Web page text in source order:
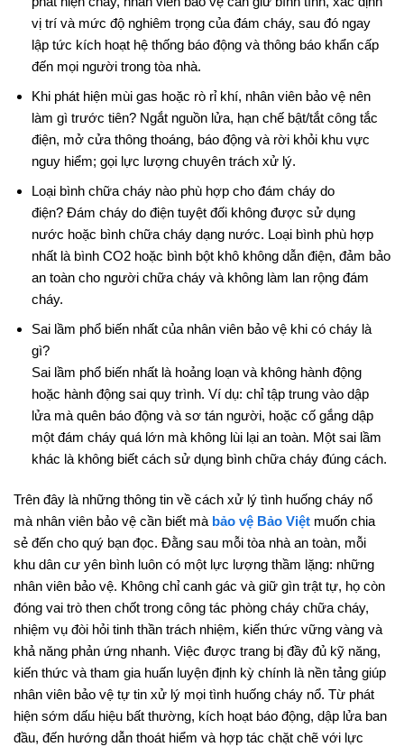
vị trí và mức độ nghiêm trọng của đám cháy, sau đó ngay
lập tức kích hoạt hệ thống báo động và thông báo khẩn cấp
đến mọi người trong tòa nhà.
Khi phát hiện mùi gas hoặc rò rỉ khí, nhân viên bảo vệ nên
làm gì trước tiên? Ngắt nguồn lửa, hạn chế bật/tắt công tắc
điện, mở cửa thông thoáng, báo động và rời khỏi khu vực
nguy hiểm; gọi lực lượng chuyên trách xử lý.
Loại bình chữa cháy nào phù hợp cho đám cháy do
điện? Đám cháy do điện tuyệt đối không được sử dụng
nước hoặc bình chữa cháy dạng nước. Loại bình phù hợp
nhất là bình CO2 hoặc bình bột khô không dẫn điện, đảm bảo
an toàn cho người chữa cháy và không làm lan rộng đám
cháy.
Sai lầm phổ biến nhất của nhân viên bảo vệ khi có cháy là
gì?
Sai lầm phổ biến nhất là hoảng loạn và không hành động
hoặc hành động sai quy trình. Ví dụ: chỉ tập trung vào dập
lửa mà quên báo động và sơ tán người, hoặc cố gắng dập
một đám cháy quá lớn mà không lùi lại an toàn. Một sai lầm
khác là không biết cách sử dụng bình chữa cháy đúng cách.
Trên đây là những thông tin về cách xử lý tình huống cháy nổ
mà nhân viên bảo vệ cần biết mà bảo vệ Bảo Việt muốn chia
sẻ đến cho quý bạn đọc. Đằng sau mỗi tòa nhà an toàn, mỗi
khu dân cư yên bình luôn có một lực lượng thầm lặng: những
nhân viên bảo vệ. Không chỉ canh gác và giữ gìn trật tự, họ còn
đóng vai trò then chốt trong công tác phòng cháy chữa cháy,
nhiệm vụ đòi hỏi tinh thần trách nhiệm, kiến thức vững vàng và
khả năng phản ứng nhanh. Việc được trang bị đầy đủ kỹ năng,
kiến thức và tham gia huấn luyện định kỳ chính là nền tảng giúp
nhân viên bảo vệ tự tin xử lý mọi tình huống cháy nổ. Từ phát
hiện sớm dấu hiệu bất thường, kích hoạt báo động, dập lửa ban
đầu, đến hướng dẫn thoát hiểm và hợp tác chặt chẽ với lực